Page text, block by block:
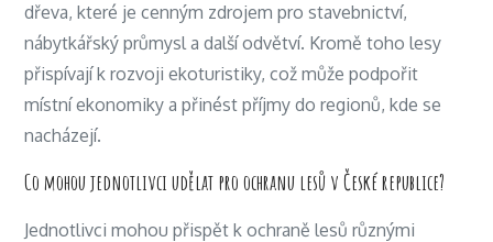
dřeva, které je cenným zdrojem pro stavebnictví,
nábytkářský průmysl a další odvětví. Kromě toho lesy
přispívají k rozvoji ekoturistiky, což může podpořit
místní ekonomiky a přinést příjmy do regionů, kde se
nacházejí.
Co mohou jednotlivci udělat pro ochranu lesů v České republice?
Jednotlivci mohou přispět k ochraně lesů různými